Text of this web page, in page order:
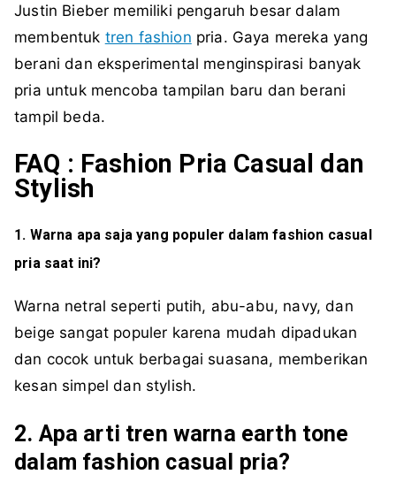
Justin Bieber memiliki pengaruh besar dalam
membentuk tren fashion pria. Gaya mereka yang
berani dan eksperimental menginspirasi banyak
pria untuk mencoba tampilan baru dan berani
tampil beda.
FAQ : Fashion Pria Casual dan
Stylish
1. Warna apa saja yang populer dalam fashion casual
pria saat ini?
Warna netral seperti putih, abu-abu, navy, dan
beige sangat populer karena mudah dipadukan
dan cocok untuk berbagai suasana, memberikan
kesan simpel dan stylish.
2. Apa arti tren warna earth tone
dalam fashion casual pria?